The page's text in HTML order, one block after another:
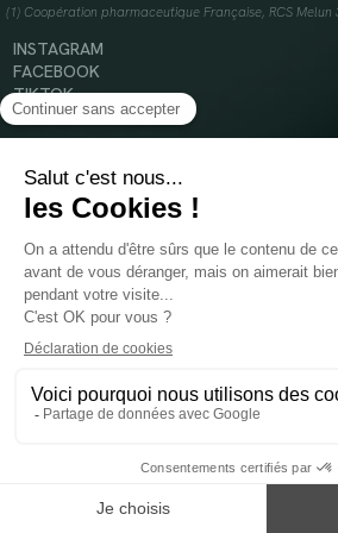
(1) Coopération pharmaceutique Française, RCS Melun
INSTAGRAM
FACEBOOK
TIKTOK
YOUTUBE
© 2024 Oenobiol Paris
Mentions légales
Politique en matière de cookies
POUR VOTRE SANTÉ, MANGEZ AU MOINS CINQ
Les complément alimentaires doivent être utilisés dans
ne pas être utilisés comme substituts d'un régimes